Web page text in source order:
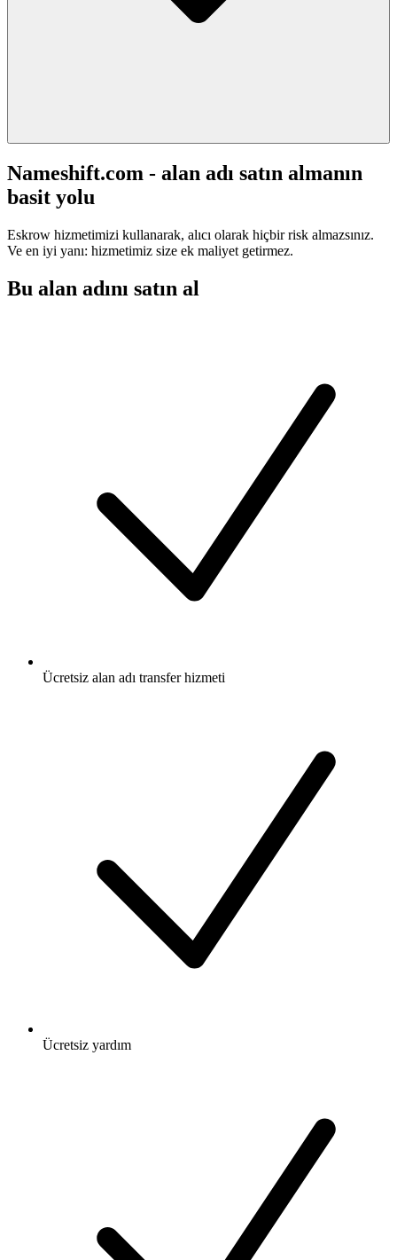
Nameshift.com - alan adı satın almanın
basit yolu
Eskrow hizmetimizi kullanarak, alıcı olarak hiçbir risk almazsınız.
Ve en iyi yanı: hizmetimiz size ek maliyet getirmez.
Bu alan adını satın al
Ücretsiz alan adı transfer hizmeti
Ücretsiz yardım